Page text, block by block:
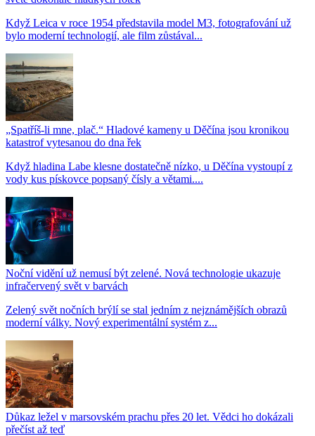
Když Leica v roce 1954 představila model M3, fotografování už
bylo moderní technologií, ale film zůstával...
„Spatříš-li mne, plač.“ Hladové kameny u Děčína jsou kronikou
katastrof vytesanou do dna řek
Když hladina Labe klesne dostatečně nízko, u Děčína vystoupí z
vody kus pískovce popsaný čísly a větami....
Noční vidění už nemusí být zelené. Nová technologie ukazuje
infračervený svět v barvách
Zelený svět nočních brýlí se stal jedním z nejznámějších obrazů
moderní války. Nový experimentální systém z...
Důkaz ležel v marsovském prachu přes 20 let. Vědci ho dokázali
přečíst až teď